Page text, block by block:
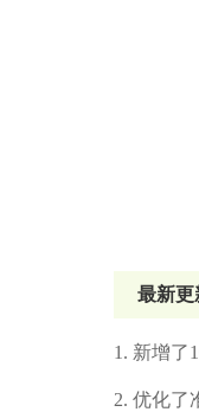
最新更
1. 新增了
2. 优化了